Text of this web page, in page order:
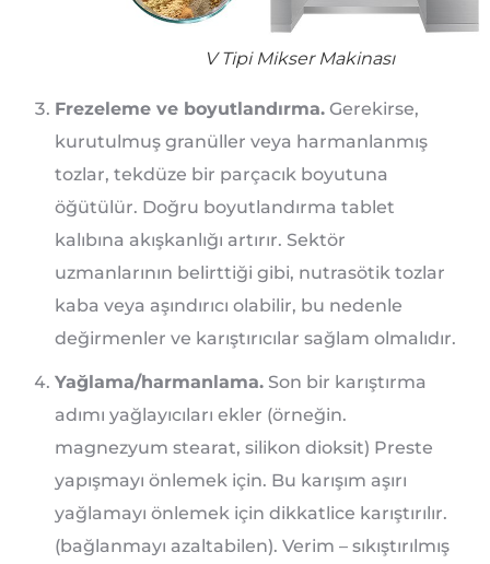
V Tipi Mikser Makinası
Frezeleme ve boyutlandırma. Gerekirse,
kurutulmuş granüller veya harmanlanmış
tozlar, tekdüze bir parçacık boyutuna
öğütülür. Doğru boyutlandırma tablet
kalıbına akışkanlığı artırır. Sektör
uzmanlarının belirttiği gibi, nutrasötik tozlar
kaba veya aşındırıcı olabilir, bu nedenle
değirmenler ve karıştırıcılar sağlam olmalıdır.
Yağlama/harmanlama. Son bir karıştırma
adımı yağlayıcıları ekler (örneğin.
magnezyum stearat, silikon dioksit) Preste
yapışmayı önlemek için. Bu karışım aşırı
yağlamayı önlemek için dikkatlice karıştırılır.
(bağlanmayı azaltabilen). Verim – sıkıştırılmış